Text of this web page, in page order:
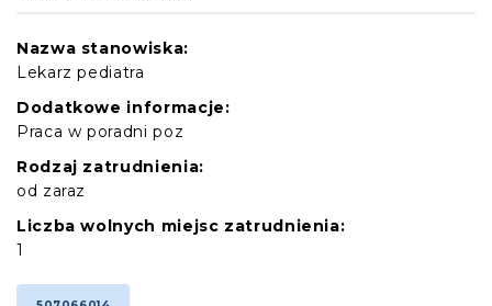
Nazwa stanowiska:
Lekarz pediatra
Dodatkowe informacje:
Praca w poradni poz
Rodzaj zatrudnienia:
od zaraz
Liczba wolnych miejsc zatrudnienia:
1